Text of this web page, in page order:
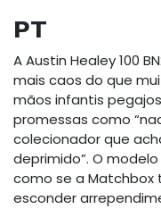
PT
A Austin Healey 100
mais caos do que
mãos infantis
promessas como
colecionador que
deprimido”. O modelo
como se a Matchbox
esconder